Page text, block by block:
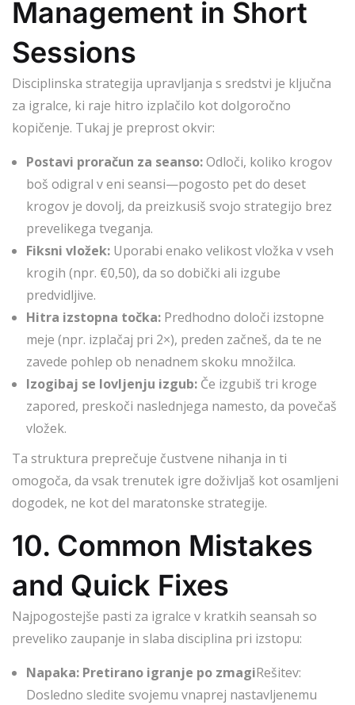
Management in Short
Sessions
Disciplinska strategija upravljanja s sredstvi je ključna
za igralce, ki raje hitro izplačilo kot dolgoročno
kopičenje. Tukaj je preprost okvir:
Postavi proračun za seanso:Odloči, koliko krogov
boš odigral v eni seansi—pogosto pet do deset
krogov je dovolj, da preizkusiš svojo strategijo brez
prevelikega tveganja.
Fiksni vložek: Uporabi enako velikost vložka v vseh
krogih (npr. €0,50), da so dobički ali izgube
predvidljive.
Hitra izstopna točka: Predhodno določi izstopne
meje (npr. izplačaj pri 2×), preden začneš, da te ne
zavede pohlep ob nenadnem skoku množilca.
Izogibaj se lovljenju izgub: Če izgubiš tri kroge
zapored, preskoči naslednjega namesto, da povečaš
vložek.
Ta struktura preprečuje čustvene nihanja in ti
omogoča, da vsak trenutek igre doživljaš kot osamljeni
dogodek, ne kot del maratonske strategije.
10. Common Mistakes
and Quick Fixes
Najpogostejše pasti za igralce v kratkih seansah so
preveliko zaupanje in slaba disciplina pri izstopu:
Napaka: Pretirano igranje po zmagiRešitev:
Dosledno sledite svojemu vnaprej nastavljenemu